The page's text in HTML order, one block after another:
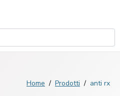
Home Prodotti anti rx